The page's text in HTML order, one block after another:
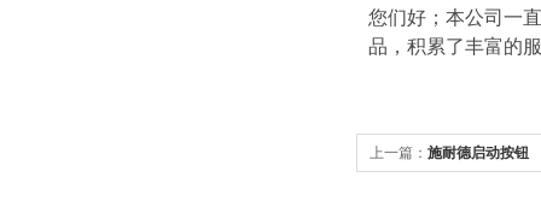
您们好；本公司一
品，积累了丰富的
上一篇： 施耐德启动按钮